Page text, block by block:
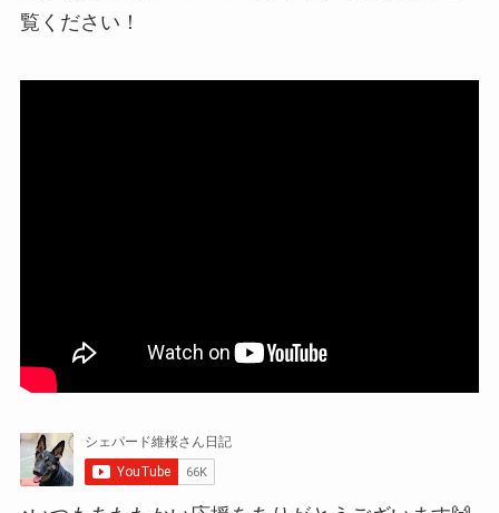
覧ください！